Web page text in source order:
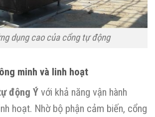
dụng cao của cổng tự động
minh và linh hoạt
động Ý với khả năng vận hành
hoạt. Nhờ bộ phận cảm biến, cổng